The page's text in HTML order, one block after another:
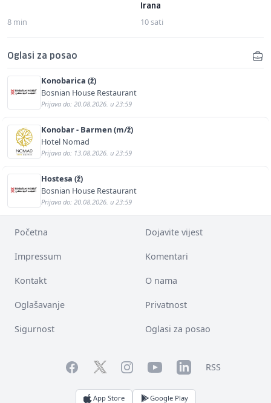
8 min
Irana
10 sati
Oglasi za posao
Konobarica (ž)
Bosnian House Restaurant
Prijava do: 20.08.2026. u 23:59
Konobar - Barmen (m/ž)
Hotel Nomad
Prijava do: 13.08.2026. u 23:59
Hostesa (ž)
Bosnian House Restaurant
Prijava do: 20.08.2026. u 23:59
Početna Dojavite vijest
Impressum Komentari
Kontakt O nama
Oglašavanje Privatnost
Sigurnost Oglasi za posao
FacebookTwitterInstagramYouTubeLinkedInRSS
App Store Google Play